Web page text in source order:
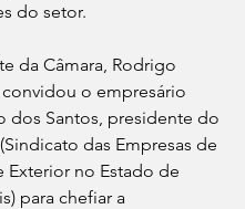
do setor.
da Câmara, Rodrigo
convidou o empresário
dos Santos, presidente do
das Empresas de
Exterior no Estado de
para chefiar a